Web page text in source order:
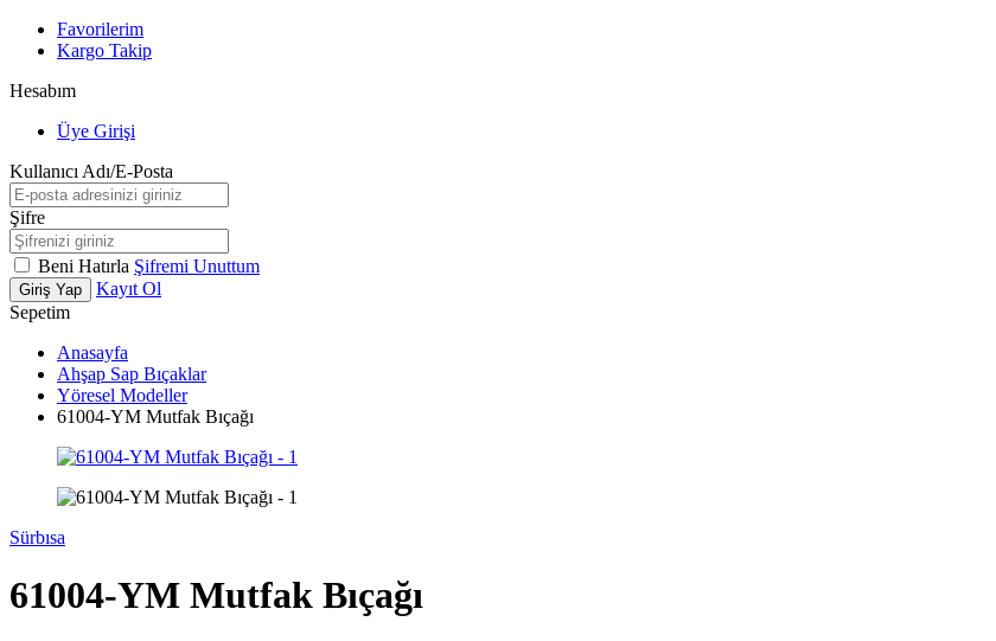
Favorilerim
Kargo Takip
Hesabım
Üye Girişi
Kullanıcı Adı/E-Posta
Şifre
Beni Hatırla Şifremi Unuttum
Giriş Yap
Kayıt Ol
Sepetim
Anasayfa
Ahşap Sap Bıçaklar
Yöresel Modeller
61004-YM Mutfak Bıçağı
Sürbısa
61004-YM Mutfak Bıçağı